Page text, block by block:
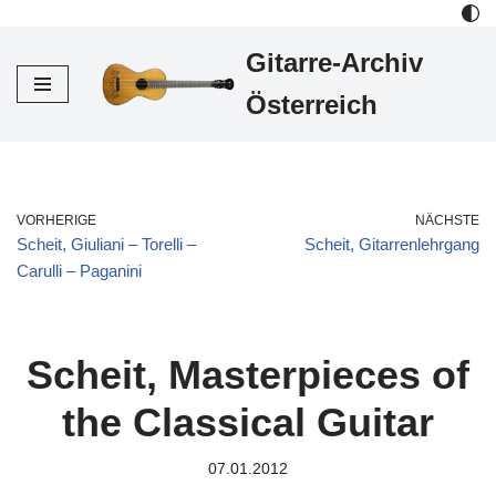
Inhalt
Gitarre-Archiv
Österreich
VORHERIGE
Scheit, Giuliani – Torelli –
Carulli – Paganini
NÄCHSTE
Scheit, Gitarrenlehrgang
Scheit, Masterpieces of
the Classical Guitar
07.01.2012